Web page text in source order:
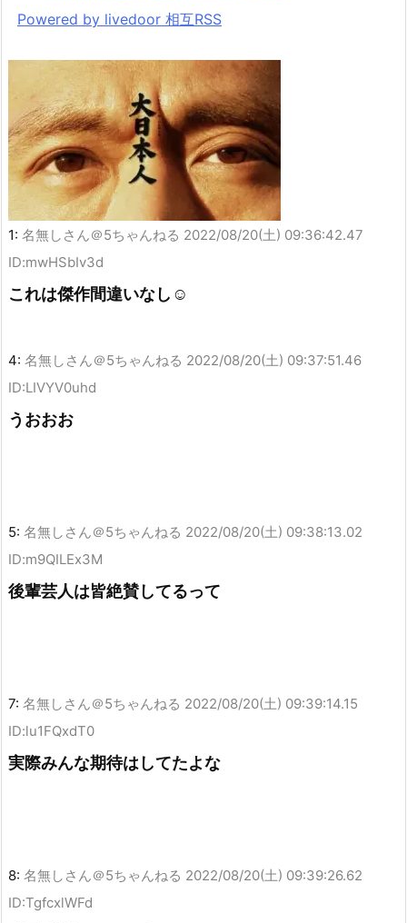
Powered by livedoor 相互RSS
1: 名無しさん＠5ちゃんねる 2022/08/20(土) 09:36:42.47
ID:mwHSbIv3d
これは傑作間違いなし☺
4: 名無しさん＠5ちゃんねる 2022/08/20(土) 09:37:51.46
ID:LIVYV0uhd
うおおお
5: 名無しさん＠5ちゃんねる 2022/08/20(土) 09:38:13.02
ID:m9QILEx3M
後輩芸人は皆絶賛してるって
7: 名無しさん＠5ちゃんねる 2022/08/20(土) 09:39:14.15
ID:lu1FQxdT0
実際みんな期待はしてたよな
8: 名無しさん＠5ちゃんねる 2022/08/20(土) 09:39:26.62
ID:TgfcxlWFd